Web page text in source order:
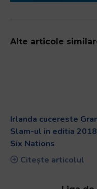
Alte articole
Irlanda cucereste
Slam-ul in editia
Six Nations
Citește articolul